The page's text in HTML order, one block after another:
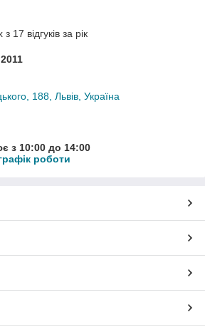
17 відгуків за рік
188, Львів, Україна
з 10:00 до 14:00
роботи